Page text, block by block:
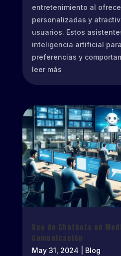
entretenimiento al
personalizadas y
usuarios. Estos
inteligencia artificial
preferencias y
leer más
Uso de Chatbots en
Comunicación
May 31, 2024
Blog